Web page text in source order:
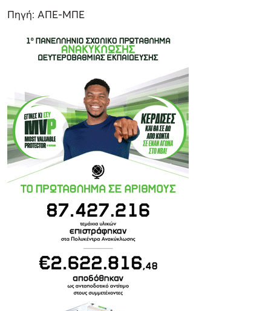
Πηγή: ΑΠΕ-ΜΠΕ